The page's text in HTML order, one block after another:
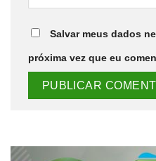
Salvar meus dados
próxima vez que eu